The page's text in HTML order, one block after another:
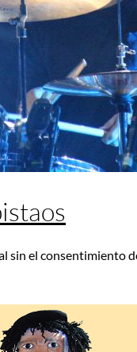
sin el consentimiento